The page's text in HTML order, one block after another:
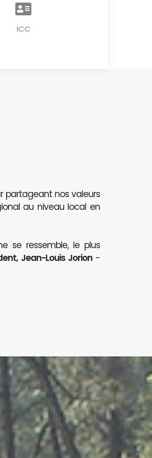
ICC
partageant nos valeurs
au niveau local en
se ressemble, le plus
Jean-Louis Jorion-